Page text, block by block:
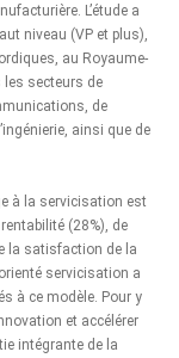
L’étude a
niveau (VP et plus),
au Royaume-
secteurs de
de
ainsi que de
à la servicisation est
(28%), de
la satisfaction de la
servicisation a
à ce modèle. Pour y
et accélérer
intégrante de la